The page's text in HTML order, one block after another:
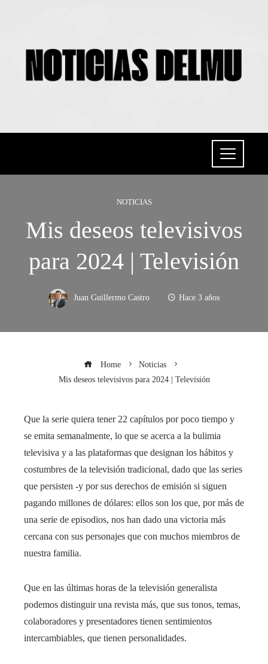
NOTICIAS
Mis deseos televisivos
para 2024 | Televisión
Juan Guillermo Castro Hace 3 años
Home
Noticias
Mis deseos televisivos para 2024 | Televisión
Que la serie quiera tener 22 capítulos por poco tiempo y
se emita semanalmente, lo que se acerca a la bulimia
televisiva y a las plataformas que designan los hábitos y
costumbres de la televisión tradicional, dado que las series
que persisten -y por sus derechos de emisión si siguen
pagando millones de dólares: ellos son los que, por más de
una serie de episodios, nos han dado una victoria más
cercana con sus personajes que con muchos miembros de
nuestra familia.
Que en las últimas horas de la televisión generalista
podemos distinguir una revista más, que sus tonos, temas,
colaboradores y presentadores tienen sentimientos
intercambiables, que tienen personalidades.